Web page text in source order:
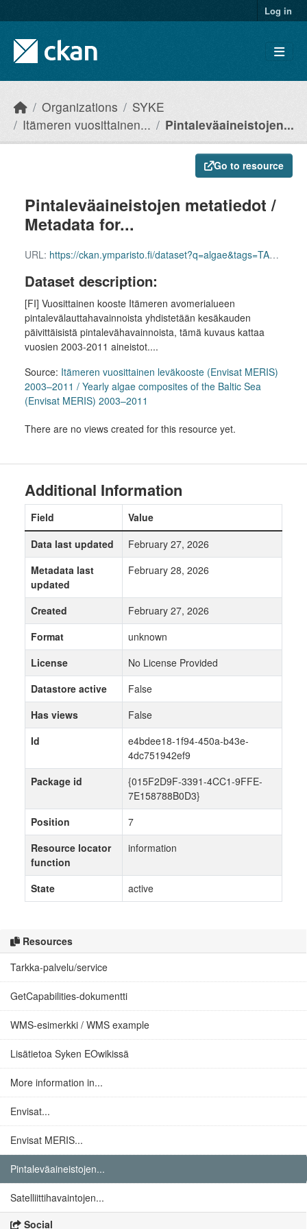
Log in
Organizations
SYKE
Itämeren vuosittainen...
Pintaleväaineistojen...
Go to resource
Pintaleväaineistojen metatiedot /
Metadata for...
URL: https://ckan.ymparisto.fi/dataset?q=algae&tags=TARKKA
Dataset description:
[FI] Vuosittainen kooste Itämeren avomerialueen
pintalevälauttahavainnoista yhdistetään kesäkauden
päivittäisistä pintalevähavainnoista, tämä kuvaus kattaa
vuosien 2003-2011 aineistot....
Source: Itämeren vuosittainen leväkooste (Envisat MERIS)
2003–2011 / Yearly algae composites of the Baltic Sea
(Envisat MERIS) 2003–2011
There are no views created for this resource yet.
Resources
Tarkka-palvelu/service
GetCapabilities-dokumentti
WMS-esimerkki / WMS example
Lisätietoa Syken EOwikissä
More information in...
Envisat...
Envisat MERIS...
Pintaleväaineistojen...
Satelliittihavaintojen...
Social
Additional Information
Field
Value
Data last updated
February 27, 2026
Metadata last
updated
February 28, 2026
Created
February 27, 2026
Format
unknown
License
No License Provided
Datastore active
False
Has views
False
Id
e4bdee18-1f94-450a-b43e-
4dc751942ef9
Package id
{015F2D9F-3391-4CC1-9FFE-
7E158788B0D3}
Position
7
Resource locator
function
information
State active